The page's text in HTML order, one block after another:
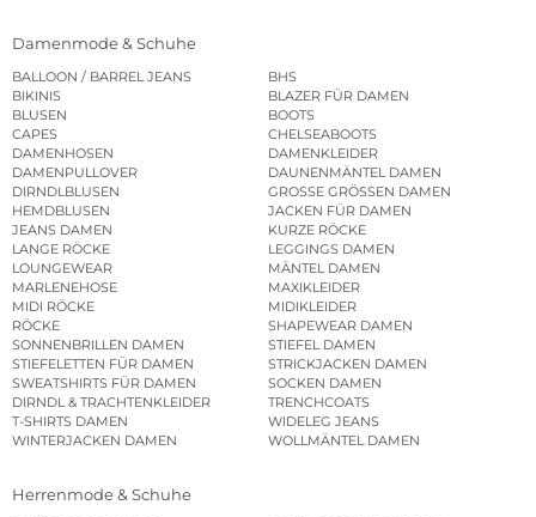
Damenmode & Schuhe
BALLOON / BARREL JEANS
BHS
BIKINIS
BLAZER FÜR DAMEN
BLUSEN
BOOTS
CAPES
CHELSEABOOTS
DAMENHOSEN
DAMENKLEIDER
DAMENPULLOVER
DAUNENMÄNTEL DAMEN
DIRNDLBLUSEN
GROSSE GRÖSSEN DAMEN
HEMDBLUSEN
JACKEN FÜR DAMEN
JEANS DAMEN
KURZE RÖCKE
LANGE RÖCKE
LEGGINGS DAMEN
LOUNGEWEAR
MÄNTEL DAMEN
MARLENEHOSE
MAXIKLEIDER
MIDI RÖCKE
MIDIKLEIDER
RÖCKE
SHAPEWEAR DAMEN
SONNENBRILLEN DAMEN
STIEFEL DAMEN
STIEFELETTEN FÜR DAMEN
STRICKJACKEN DAMEN
SWEATSHIRTS FÜR DAMEN
SOCKEN DAMEN
DIRNDL & TRACHTENKLEIDER
TRENCHCOATS
T-SHIRTS DAMEN
WIDELEG JEANS
WINTERJACKEN DAMEN
WOLLMÄNTEL DAMEN
Herrenmode & Schuhe